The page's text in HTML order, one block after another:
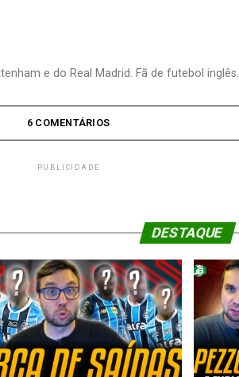
e do Real Madrid. Fã de futebol inglês.
6 COMENTÁRIOS
PUBLICIDADE
DESTAQUE